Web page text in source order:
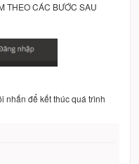
THEO CÁC BƯỚC SAU
nhấn để kết thúc quá trình